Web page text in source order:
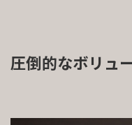
圧倒的なボリュ